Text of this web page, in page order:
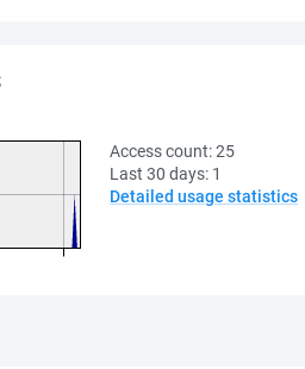
Access count:25
Last 30 days: 1
Detailed usage statistics